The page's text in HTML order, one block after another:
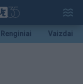
Renginiai Vaizdai